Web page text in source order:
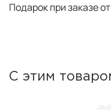
Подарок при заказе
С этим